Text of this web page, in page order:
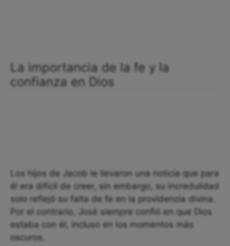
La importancia de la fe y la
confianza en Dios
Los hijos de Jacob le llevaron una noticia que para
él era difícil de creer, sin embargo, su incredulidad
solo reflejó su falta de fe en la providencia divina.
Por el contrario, José siempre confió en que Dios
estaba con él, incluso en los momentos más
oscuros.